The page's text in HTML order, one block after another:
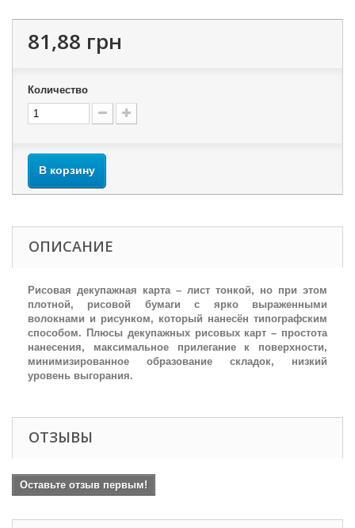
81,88 грн
Количество
В корзину
ОПИСАНИЕ
Рисовая декупажная карта – лист тонкой, но при этом
плотной, рисовой бумаги с ярко выраженными
волокнами и рисунком, который нанесён типографским
способом. Плюсы декупажных рисовых карт – простота
нанесения, максимальное прилегание к поверхности,
минимизированное образование складок, низкий
уровень выгорания.
ОТЗЫВЫ
Оставьте отзыв первым!